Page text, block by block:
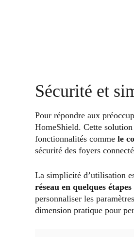
Sécurité et
Pour répondre aux
HomeShield. Cette solution
fonctionnalités comme le
sécurité des foyers
La simplicité d’utilisation
réseau en quelques
personnaliser les
dimension pratique pour